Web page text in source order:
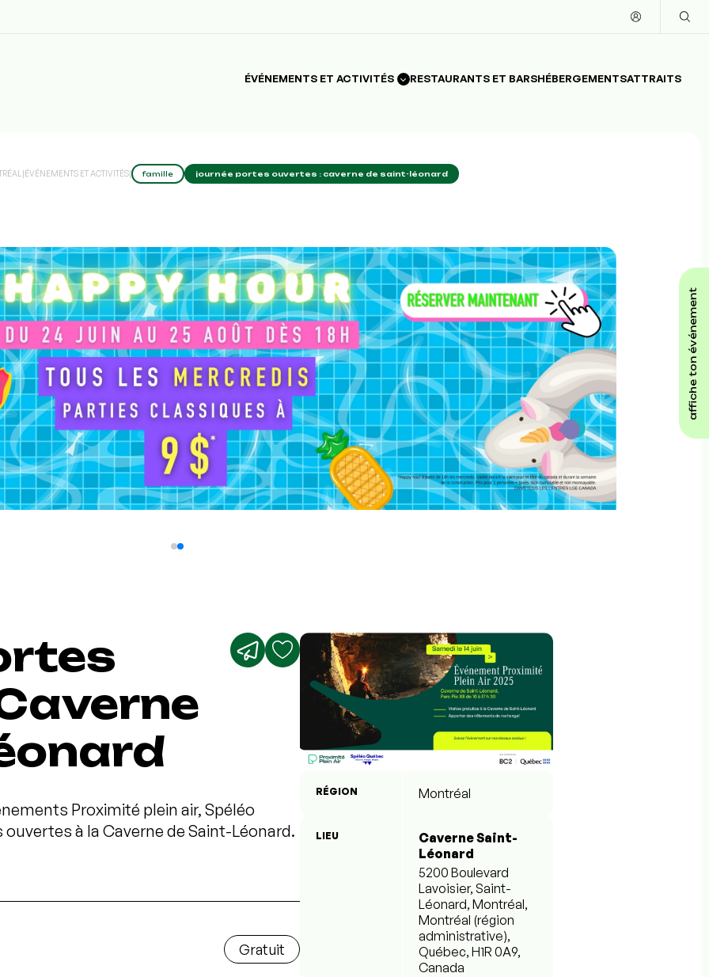
ÉVÉNEMENTS ET ACTIVITÉS RESTAURANTS ET BARSHÉBERGEMENTSATTRAITS
affiche ton événement
|ÉVÉNEMENTS ET ACTIVITÉS| famille journée portes ouvertes : caverne de saint-léonard
Proximité plein air, Spéléo
à la Caverne de Saint-Léonard.
Gratuit
RÉGION Montréal
LIEU
Caverne Saint-
Léonard
5200 Boulevard
Lavoisier, Saint-
Léonard, Montréal,
Montréal (région
administrative),
Québec, H1R 0A9,
Canada